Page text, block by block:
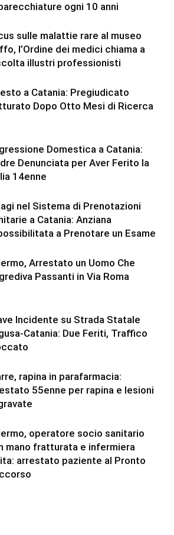
ogni 10 anni
sulle malattie rare al museo
l’Ordine dei medici chiama a
illustri professionisti
a Catania: Pregiudicato
Dopo Otto Mesi di Ricerca
Domestica a Catania:
Denunciata per Aver Ferito la
14enne
nel Sistema di Prenotazioni
a Catania: Anziana
a Prenotare un Esame
Arrestato un Uomo Che
Passanti in Via Roma
Incidente su Strada Statale
Catania: Due Feriti, Traffico
rapina in parafarmacia:
55enne per rapina e lesioni
operatore socio sanitario
mano fratturata e infermiera
arrestato paziente al Pronto